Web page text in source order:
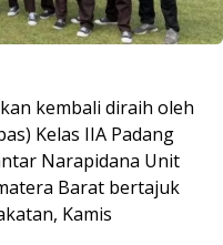
kembali diraih oleh
Kelas IIA Padang
Narapidana Unit
Barat bertajuk
Kamis